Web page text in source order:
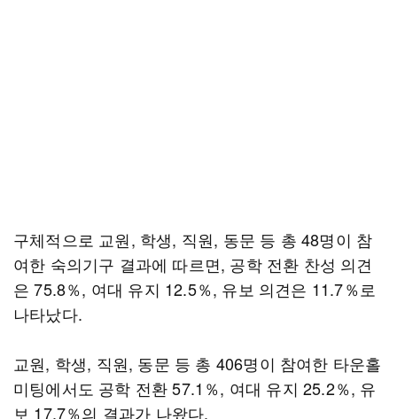
구체적으로 교원, 학생, 직원, 동문 등 총 48명이 참
여한 숙의기구 결과에 따르면, 공학 전환 찬성 의견
은 75.8％, 여대 유지 12.5％, 유보 의견은 11.7％로
나타났다.
교원, 학생, 직원, 동문 등 총 406명이 참여한 타운홀
미팅에서도 공학 전환 57.1％, 여대 유지 25.2％, 유
보 17.7％의 결과가 나왔다.